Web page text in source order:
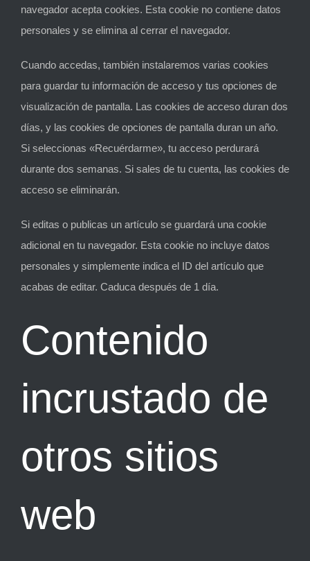
navegador acepta cookies. Esta cookie no contiene datos
personales y se elimina al cerrar el navegador.
Cuando accedas, también instalaremos varias cookies
para guardar tu información de acceso y tus opciones de
visualización de pantalla. Las cookies de acceso duran dos
días, y las cookies de opciones de pantalla duran un año.
Si seleccionas «Recuérdarme», tu acceso perdurará
durante dos semanas. Si sales de tu cuenta, las cookies de
acceso se eliminarán.
Si editas o publicas un artículo se guardará una cookie
adicional en tu navegador. Esta cookie no incluye datos
personales y simplemente indica el ID del artículo que
acabas de editar. Caduca después de 1 día.
Contenido
incrustado de
otros sitios
web